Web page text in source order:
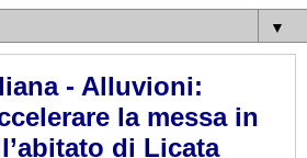
▼
- Alluvioni:
la messa in
di Licata